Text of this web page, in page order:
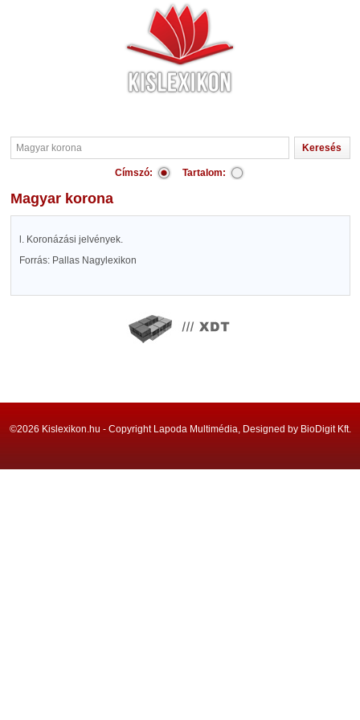
Címszó: Tartalom:
Magyar korona
l. Koronázási jelvények.
Forrás: Pallas Nagylexikon
©2026 Kislexikon.hu - Copyright Lapoda Multimédia, Designed by BioDigit Kft.